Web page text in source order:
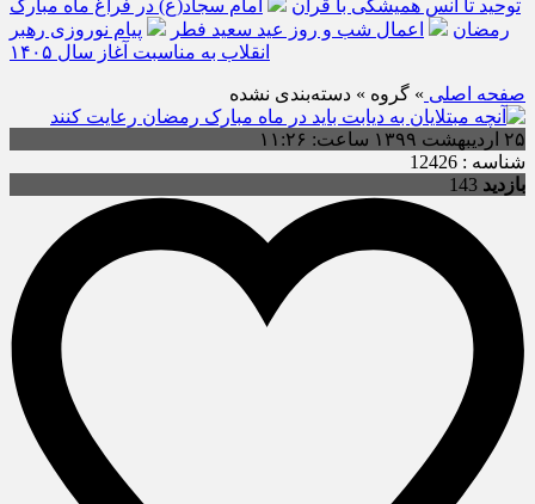
توحید تا انس همیشگی با قرآن
امام سجاد(ع) در فراغ ماه مبارک
رمضان
اعمال شب و روز عید سعید فطر
پیام نوروزی رهبر
انقلاب به مناسبت آغاز سال ۱۴۰۵
صفحه اصلی » گروه » دسته‌بندی نشده
۲۵ اردیبهشت ۱۳۹۹ ساعت: ۱۱:۲۶
شناسه : 12426
بازدید 143